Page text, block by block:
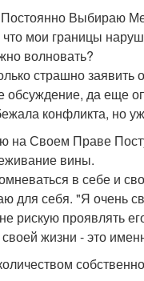
Выбираю
мои границы
волновать?
страшно заявить
обсуждение, да еще
конфликта, но
на Своем Праве
вины.
в себе и
для себя. "Я очень
рискую проявлять
жизни - это